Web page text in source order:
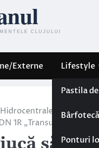
Externe Lifestyle
Pastila
Bârfotecă
Ponturi
Tarnița-
1R „Transursoaia”